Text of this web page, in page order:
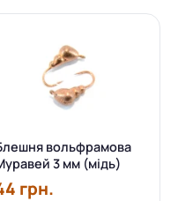
вольфрамова
3 мм (мідь)
грн.